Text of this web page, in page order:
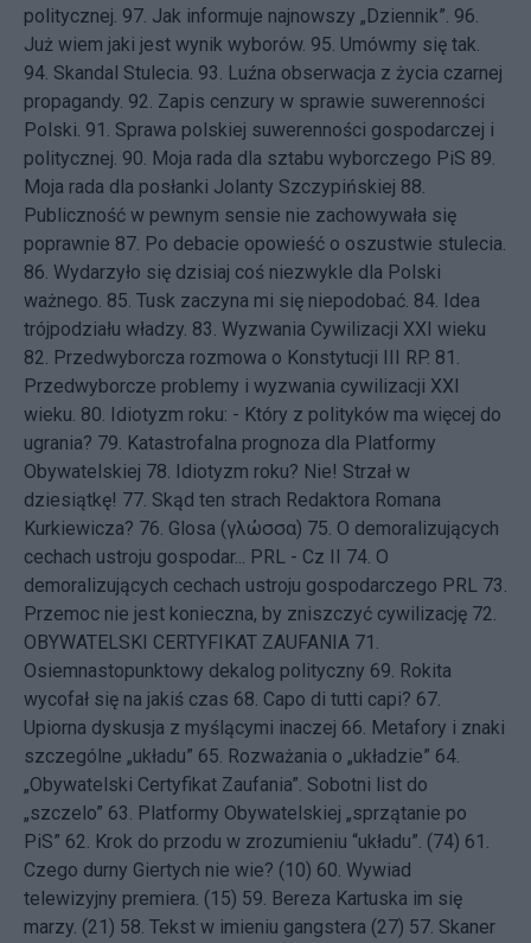
politycznej. 97. Jak informuje najnowszy „Dziennik”. 96.
Już wiem jaki jest wynik wyborów. 95. Umówmy się tak.
94. Skandal Stulecia. 93. Luźna obserwacja z życia czarnej
propagandy. 92. Zapis cenzury w sprawie suwerenności
Polski. 91. Sprawa polskiej suwerenności gospodarczej i
politycznej. 90. Moja rada dla sztabu wyborczego PiS 89.
Moja rada dla posłanki Jolanty Szczypińskiej 88.
Publiczność w pewnym sensie nie zachowywała się
poprawnie 87. Po debacie opowieść o oszustwie stulecia.
86. Wydarzyło się dzisiaj coś niezwykle dla Polski
ważnego. 85. Tusk zaczyna mi się niepodobać. 84. Idea
trójpodziału władzy. 83. Wyzwania Cywilizacji XXI wieku
82. Przedwyborcza rozmowa o Konstytucji III RP. 81.
Przedwyborcze problemy i wyzwania cywilizacji XXI
wieku. 80. Idiotyzm roku: - Który z polityków ma więcej do
ugrania? 79. Katastrofalna prognoza dla Platformy
Obywatelskiej 78. Idiotyzm roku? Nie! Strzał w
dziesiątkę! 77. Skąd ten strach Redaktora Romana
Kurkiewicza? 76. Glosa (γλώσσα) 75. O demoralizujących
cechach ustroju gospodar... PRL - Cz II 74. O
demoralizujących cechach ustroju gospodarczego PRL 73.
Przemoc nie jest konieczna, by zniszczyć cywilizację 72.
OBYWATELSKI CERTYFIKAT ZAUFANIA 71.
Osiemnastopunktowy dekalog polityczny 69. Rokita
wycofał się na jakiś czas 68. Capo di tutti capi? 67.
Upiorna dyskusja z myślącymi inaczej 66. Metafory i znaki
szczególne „układu” 65. Rozważania o „układzie” 64.
„Obywatelski Certyfikat Zaufania”. Sobotni list do
„szczelo” 63. Platformy Obywatelskiej „sprzątanie po
PiS” 62. Krok do przodu w zrozumieniu “układu”. (74) 61.
Czego durny Giertych nie wie? (10) 60. Wywiad
telewizyjny premiera. (15) 59. Bereza Kartuska im się
marzy. (21) 58. Tekst w imieniu gangstera (27) 57. Skaner